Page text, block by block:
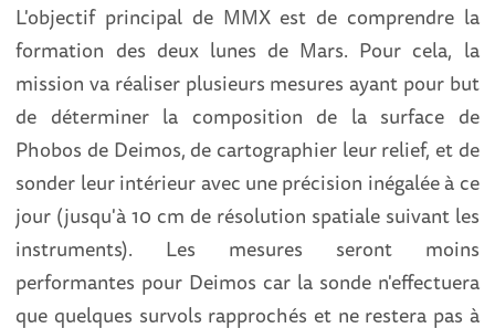
L'objectif principal de MMX est de comprendre la
formation des deux lunes de Mars. Pour cela, la
mission va réaliser plusieurs mesures ayant pour but
de déterminer la composition de la surface de
Phobos de Deimos, de cartographier leur relief, et de
sonder leur intérieur avec une précision inégalée à ce
jour (jusqu'à 10 cm de résolution spatiale suivant les
instruments). Les mesures seront moins
performantes pour Deimos car la sonde n'effectuera
que quelques survols rapprochés et ne restera pas à